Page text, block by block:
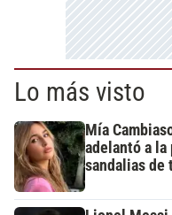
Lo más visto
Mía
adelantó a
sandalias de